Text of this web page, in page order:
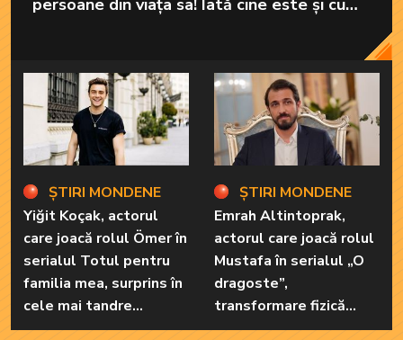
ȘTIRI MONDENE
Yiğit Koçak, actorul
care joacă rolul Ömer în
serialul Totul pentru
familia mea, surprins în
cele mai tandre
ipostaze! Ele sunt
ȘTIRI MONDENE
Emrah Altintoprak,
actorul care joacă rolul
Mustafa în serialul „O
dragoste”,
transformare fizică
uluitoare după